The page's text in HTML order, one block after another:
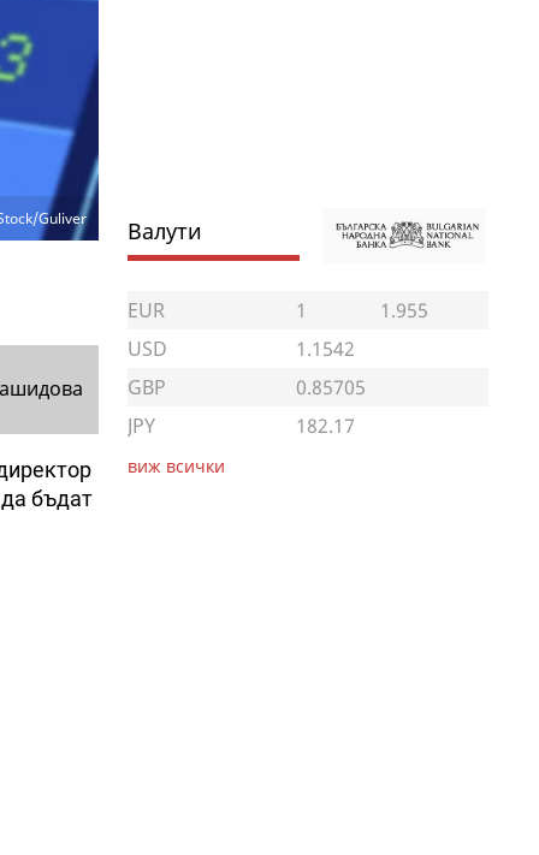
Guliver
бъдат
Валути
EUR 1
1.955
USD
1.1542
GBP
0.85705
JPY
182.17
виж всички